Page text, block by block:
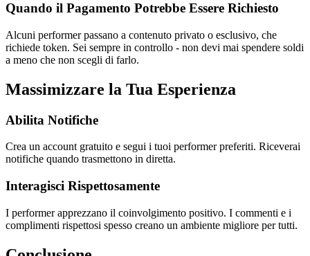
Quando il Pagamento Potrebbe Essere Richiesto
Alcuni performer passano a contenuto privato o esclusivo, che
richiede token. Sei sempre in controllo - non devi mai spendere soldi
a meno che non scegli di farlo.
Massimizzare la Tua Esperienza
Abilita Notifiche
Crea un account gratuito e segui i tuoi performer preferiti. Riceverai
notifiche quando trasmettono in diretta.
Interagisci Rispettosamente
I performer apprezzano il coinvolgimento positivo. I commenti e i
complimenti rispettosi spesso creano un ambiente migliore per tutti.